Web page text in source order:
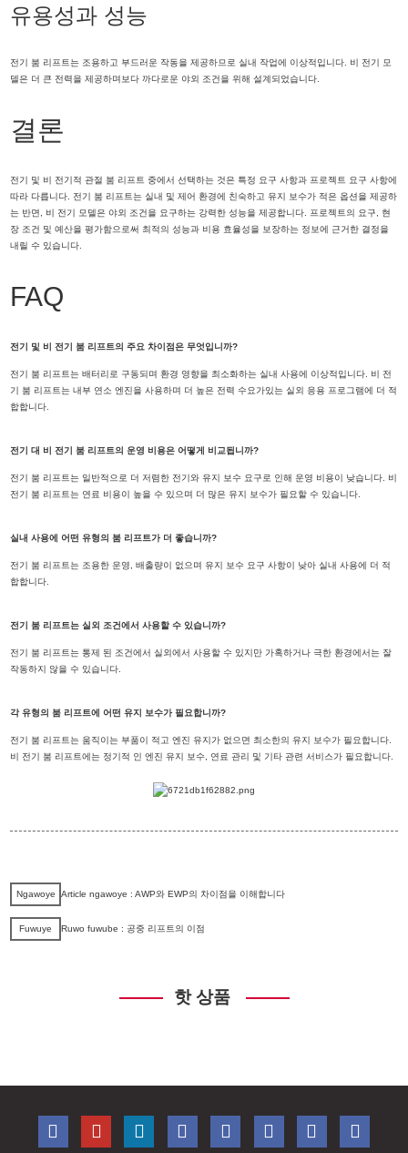
유용성과 성능
전기 붐 리프트는 조용하고 부드러운 작동을 제공하므로 실내 작업에 이상적입니다. 비 전기 모
델은 더 큰 전력을 제공하며보다 까다로운 야외 조건을 위해 설계되었습니다.
결론
전기 및 비 전기적 관절 붐 리프트 중에서 선택하는 것은 특정 요구 사항과 프로젝트 요구 사항에
따라 다릅니다. 전기 붐 리프트는 실내 및 제어 환경에 친숙하고 유지 보수가 적은 옵션을 제공하
는 반면, 비 전기 모델은 야외 조건을 요구하는 강력한 성능을 제공합니다. 프로젝트의 요구, 현
장 조건 및 예산을 평가함으로써 최적의 성능과 비용 효율성을 보장하는 정보에 근거한 결정을
내릴 수 있습니다.
FAQ
전기 및 비 전기 붐 리프트의 주요 차이점은 무엇입니까?
전기 붐 리프트는 배터리로 구동되며 환경 영향을 최소화하는 실내 사용에 이상적입니다. 비 전
기 붐 리프트는 내부 연소 엔진을 사용하며 더 높은 전력 수요가있는 실외 응용 프로그램에 더 적
합합니다.
전기 대 비 전기 붐 리프트의 운영 비용은 어떻게 비교됩니까?
전기 붐 리프트는 일반적으로 더 저렴한 전기와 유지 보수 요구로 인해 운영 비용이 낮습니다. 비
전기 붐 리프트는 연료 비용이 높을 수 있으며 더 많은 유지 보수가 필요할 수 있습니다.
실내 사용에 어떤 유형의 붐 리프트가 더 좋습니까?
전기 붐 리프트는 조용한 운영, 배출량이 없으며 유지 보수 요구 사항이 낮아 실내 사용에 더 적
합합니다.
전기 붐 리프트는 실외 조건에서 사용할 수 있습니까?
전기 붐 리프트는 통제 된 조건에서 실외에서 사용할 수 있지만 가혹하거나 극한 환경에서는 잘
작동하지 않을 수 있습니다.
각 유형의 붐 리프트에 어떤 유지 보수가 필요합니까?
전기 붐 리프트는 움직이는 부품이 적고 엔진 유지가 없으면 최소한의 유지 보수가 필요합니다.
비 전기 붐 리프트에는 정기적 인 엔진 유지 보수, 연료 관리 및 기타 관련 서비스가 필요합니다.
Ngawoye Article ngawoye : AWP와 EWP의 차이점을 이해합니다
Fuwuye Ruwo fuwube : 공중 리프트의 이점
핫 상품